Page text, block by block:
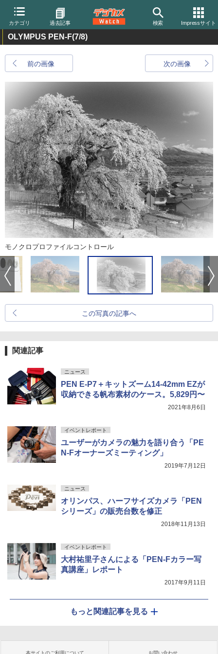
カテゴリ 過去記事 検索 Impressサイト
OLYMPUS PEN-F(7/8)
前の画像 次の画像
モノクロプロファイルコントロール
この写真の記事へ
関連記事
ニュース
PEN E-P7＋キットズーム14-42mm EZが
収納できる帆布素材のケース。5,829円〜
2021年8月6日
イベントレポート
ユーザーがカメラの魅力を語り合う「PE
N-Fオーナーズミーティング」
2019年7月12日
ニュース
オリンパス、ハーフサイズカメラ「PEN
シリーズ」の販売台数を修正
2018年11月13日
イベントレポート
大村祐里子さんによる「PEN-Fカラー写
真講座」レポート
2017年9月11日
もっと関連記事を見る
本サイトのご利用について お問い合わせ